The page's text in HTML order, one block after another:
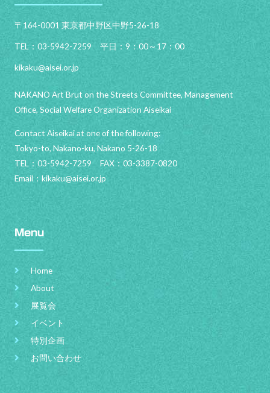
〒164-0001 東京都中野区中野5-26-18
TEL：03-5942-7259 平日：9：00～17：00
kikaku@aisei.or.jp
NAKANO Art Brut on the Streets Committee, Management
Office, Social Welfare Organization Aiseikai
Contact Aiseikai at one of the following:
Tokyo-to, Nakano-ku, Nakano 5-26-18
TEL：03-5942-7259 FAX：03-3387-0820
Email： kikaku@aisei.or.jp
Menu
Home
About
展覧会
イベント
特別企画
お問い合わせ